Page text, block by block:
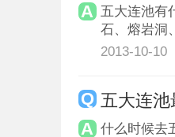
五大连池有
石、熔岩洞
2013-10-10
五大连池
什么时候去